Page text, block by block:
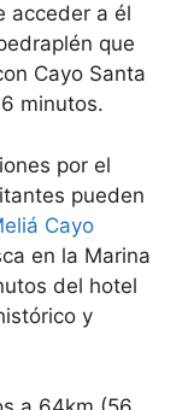
acceder a él
que
Cayo Santa
minutos.
por el
pueden
Cayo
en la Marina
del hotel
y